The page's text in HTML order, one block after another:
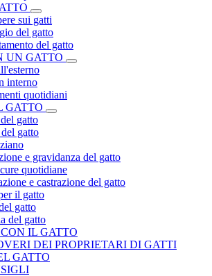
sui gatti
del gatto
del gatto
UN GATTO
interno
quotidiani
GATTO
gatto
gatto
e gravidanza del gatto
quotidiane
e castrazione del gatto
il gatto
gatto
del gatto
IL GATTO
DEI PROPRIETARI DI GATTI
GATTO